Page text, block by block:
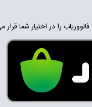
را در اختیار شما